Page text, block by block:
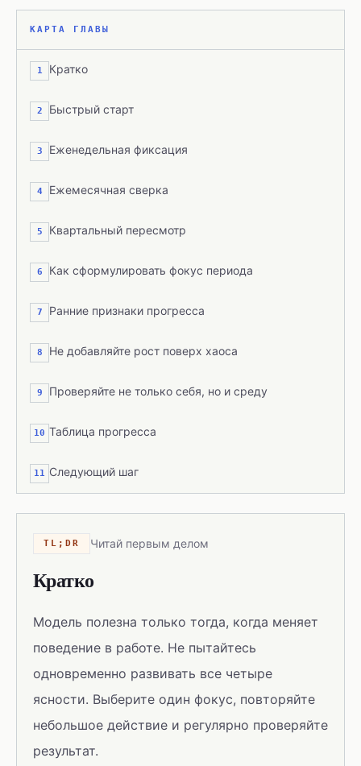
КАРТА ГЛАВЫ
1 Кратко
2 Быстрый старт
3 Еженедельная фиксация
4 Ежемесячная сверка
5 Квартальный пересмотр
6 Как сформулировать фокус периода
7 Ранние признаки прогресса
8 Не добавляйте рост поверх хаоса
9 Проверяйте не только себя, но и среду
10 Таблица прогресса
11 Следующий шаг
TL;DR Читай первым делом
Кратко
Модель полезна только тогда, когда меняет
поведение в работе. Не пытайтесь
одновременно развивать все четыре
ясности. Выберите один фокус, повторяйте
небольшое действие и регулярно проверяйте
результат.